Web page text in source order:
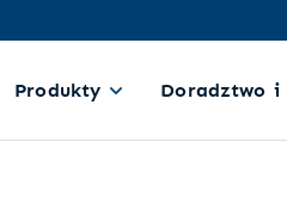
Produkty Doradztwo i